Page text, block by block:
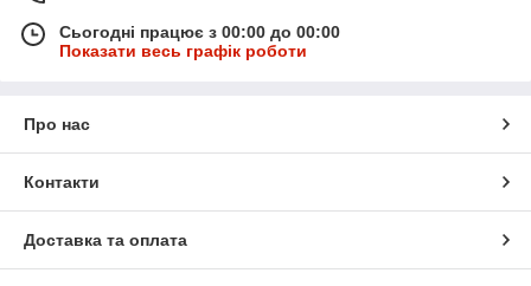
Сьогодні працює з 00:00 до 00:00
Показати весь графік роботи
Про нас
Контакти
Доставка та оплата